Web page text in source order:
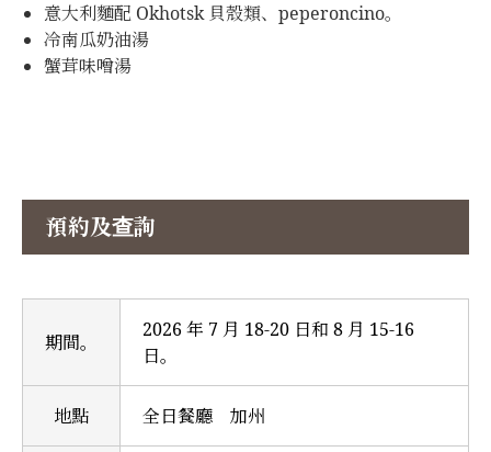
意大利麵配 Okhotsk 貝殼類、peperoncino。
冷南瓜奶油湯
蟹茸味噌湯
預約及查詢
期間。
2026 年 7 月 18-20 日和 8 月 15-16
日。
地點 全日餐廳 加州